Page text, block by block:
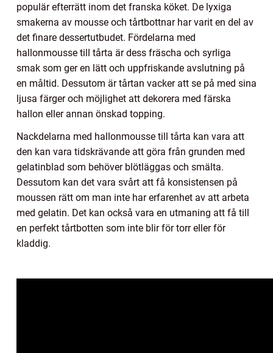
populär efterrätt inom det franska köket. De lyxiga
smakerna av mousse och tårtbottnar har varit en del av
det finare dessertutbudet. Fördelarna med
hallonmousse till tårta är dess fräscha och syrliga
smak som ger en lätt och uppfriskande avslutning på
en måltid. Dessutom är tårtan vacker att se på med sina
ljusa färger och möjlighet att dekorera med färska
hallon eller annan önskad topping.
Nackdelarna med hallonmousse till tårta kan vara att
den kan vara tidskrävande att göra från grunden med
gelatinblad som behöver blötläggas och smälta.
Dessutom kan det vara svårt att få konsistensen på
moussen rätt om man inte har erfarenhet av att arbeta
med gelatin. Det kan också vara en utmaning att få till
en perfekt tårtbotten som inte blir för torr eller för
kladdig.